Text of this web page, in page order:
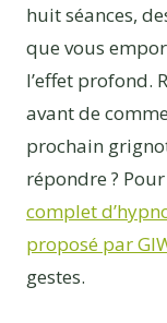
huit séances,
que vous
l’effet profond.
avant de
prochain
répondre ?
complet
proposé par
gestes.